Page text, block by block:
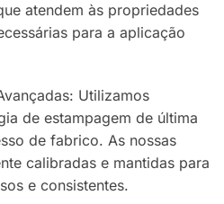
atendem às propriedades
para a aplicação
Utilizamos
de estampagem de última
de fabrico. As nossas
calibradas e mantidas para
e consistentes.